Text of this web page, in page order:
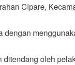
Cipare,
oleh